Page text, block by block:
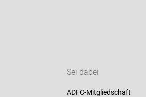
Sei dabei
ADFC-Mitgliedschaft